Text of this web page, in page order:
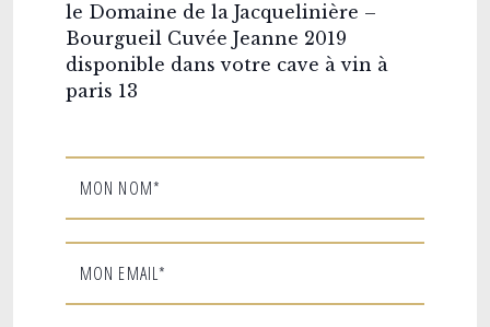
le Domaine de la Jacquelinière –
Bourgueil Cuvée Jeanne 2019
disponible dans votre cave à vin à
paris 13
MON NOM*
MON EMAIL*